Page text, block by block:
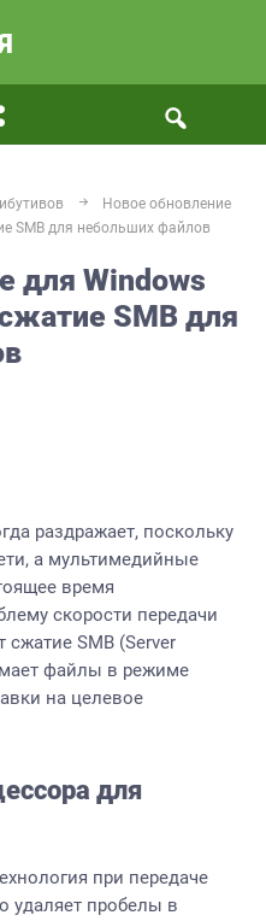
Новое обновление
SMB для небольших файлов
для Windows
SMB для
раздражает, поскольку
а мультимедийные
время
скорости передачи
SMB (Server
файлы в режиме
на целевое
для
при передаче
удаляет пробелы в